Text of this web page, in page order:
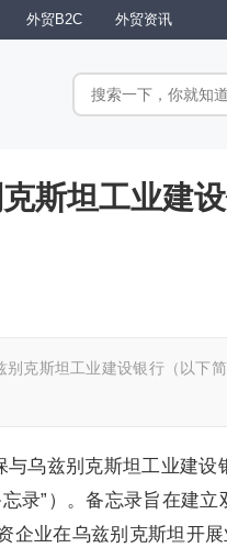
外贸B2C 外贸资讯
斯坦工业建
克斯坦工业建设银行（以下简
与乌兹别克斯坦工业建设
录”）。备忘录旨在建
企业在乌兹别克斯坦开